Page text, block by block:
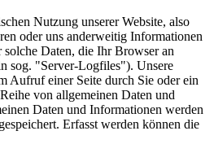
Nutzung unserer Website, also
oder uns anderweitig Informationen
Daten, die Ihr Browser an
sog. "Server-Logfiles"). Unsere
Aufruf einer Seite durch Sie oder ein
von allgemeinen Daten und
Daten und Informationen werden
Erfasst werden können die